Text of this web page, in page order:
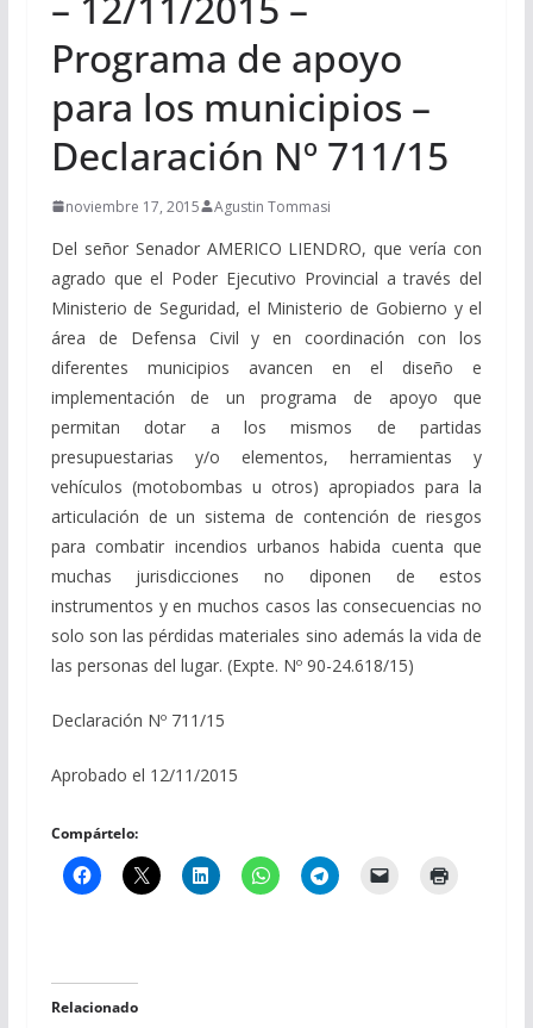
Programa de apoyo
para los municipios –
Declaración Nº 711/15
noviembre 17, 2015 Agustin Tommasi
Del señor Senador AMERICO LIENDRO, que vería con
agrado que el Poder Ejecutivo Provincial a través del
Ministerio de Seguridad, el Ministerio de Gobierno y el
área de Defensa Civil y en coordinación con los
diferentes municipios avancen en el diseño e
implementación de un programa de apoyo que
permitan dotar a los mismos de partidas
presupuestarias y/o elementos, herramientas y
vehículos (motobombas u otros) apropiados para la
articulación de un sistema de contención de riesgos
para combatir incendios urbanos habida cuenta que
muchas jurisdicciones no diponen de estos
instrumentos y en muchos casos las consecuencias no
solo son las pérdidas materiales sino además la vida de
las personas del lugar. (Expte. Nº 90-24.618/15)
Declaración Nº 711/15
Aprobado el 12/11/2015
Compártelo:
Relacionado